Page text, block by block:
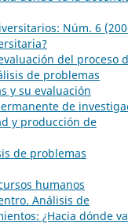
Núm. 6
del proceso
de problemas
y su evaluación
de
y producción de
de problemas
humanos
Análisis de
¿Hacia dónde